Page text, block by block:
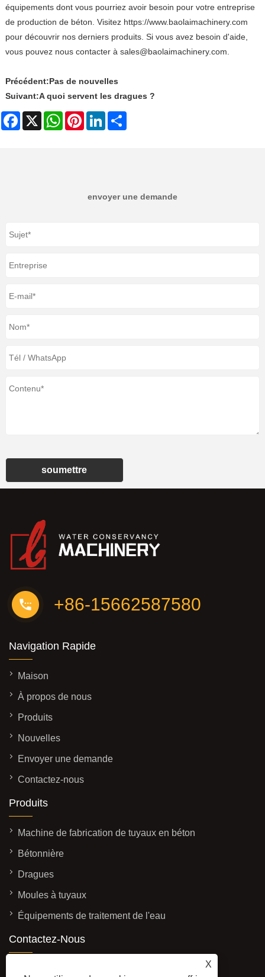
équipements dont vous pourriez avoir besoin pour votre entreprise
de production de béton. Visitez https://www.baolaimachinery.com
pour découvrir nos derniers produits. Si vous avez besoin d'aide,
vous pouvez nous contacter à sales@baolaimachinery.com.
Précédent:Pas de nouvelles
Suivant:A quoi servent les dragues ?
Facebook
X WhatsAppPinterestLinkedIn
envoyer une demande
soumettre
X
+86-15662587580
Navigation Rapide
Maison
À propos de nous
Produits
Nouvelles
Envoyer une demande
Contactez-nous
Produits
Machine de fabrication de tuyaux en béton
Bétonnière
Dragues
Moules à tuyaux
Équipements de traitement de l'eau
Contactez-Nous